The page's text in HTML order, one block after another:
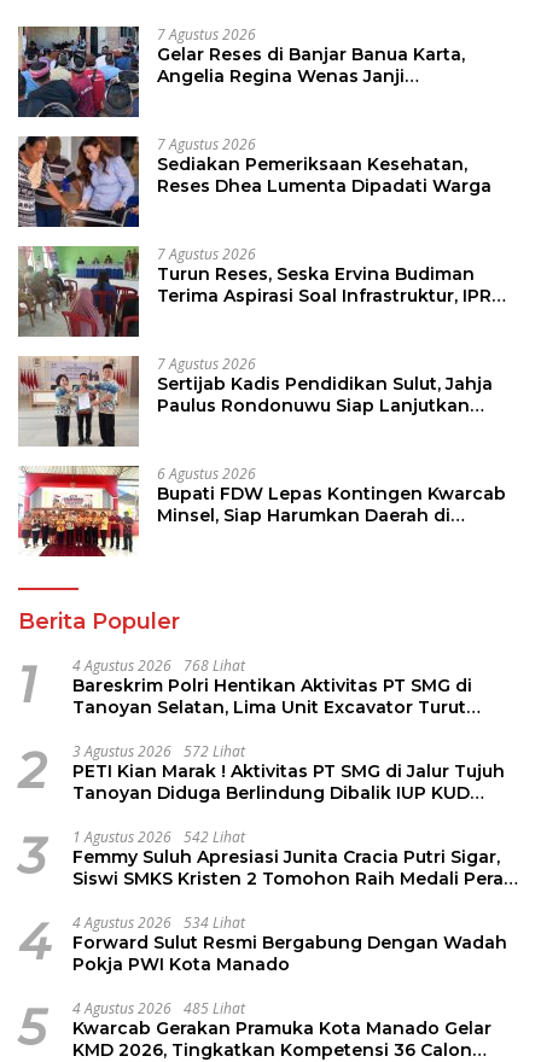
7 Agustus 2026
Gelar Reses di Banjar Banua Karta,
Angelia Regina Wenas Janji
7 Agustus 2026
Sediakan Pemeriksaan Kesehatan,
Reses Dhea Lumenta Dipadati Warga
7 Agustus 2026
Turun Reses, Seska Ervina Budiman
Terima Aspirasi Soal Infrastruktur, IPR
7 Agustus 2026
Sertijab Kadis Pendidikan Sulut, Jahja
Paulus Rondonuwu Siap Lanjutkan
6 Agustus 2026
Bupati FDW Lepas Kontingen Kwarcab
Minsel, Siap Harumkan Daerah di
Berita Populer
1 4 Agustus 2026 768 Lihat
Bareskrim Polri Hentikan Aktivitas PT SMG di
Tanoyan Selatan, Lima Unit Excavator Turut
2 3 Agustus 2026 572 Lihat
PETI Kian Marak ! Aktivitas PT SMG di Jalur Tujuh
Tanoyan Diduga Berlindung Dibalik IUP KUD
3 1 Agustus 2026 542 Lihat
Femmy Suluh Apresiasi Junita Cracia Putri Sigar,
Siswi SMKS Kristen 2 Tomohon Raih Medali Perak
4 4 Agustus 2026 534 Lihat
Forward Sulut Resmi Bergabung Dengan Wadah
Pokja PWI Kota Manado
5 4 Agustus 2026 485 Lihat
Kwarcab Gerakan Pramuka Kota Manado Gelar
KMD 2026, Tingkatkan Kompetensi 36 Calon